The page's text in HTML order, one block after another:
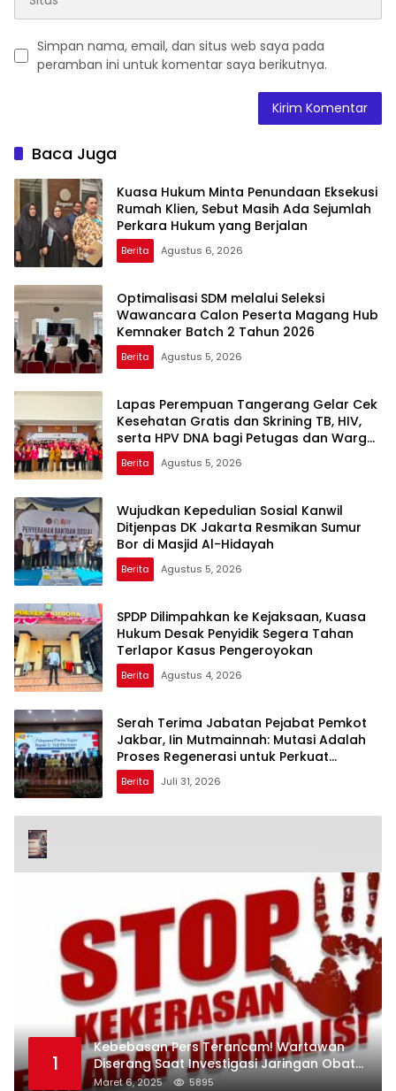
Simpan nama, email, dan situs web saya pada
peramban ini untuk komentar saya berikutnya.
Baca Juga
Kuasa Hukum Minta Penundaan Eksekusi
Rumah Klien, Sebut Masih Ada Sejumlah
Perkara Hukum yang Berjalan
Berita Agustus 6, 2026
Optimalisasi SDM melalui Seleksi
Wawancara Calon Peserta Magang Hub
Kemnaker Batch 2 Tahun 2026
Berita Agustus 5, 2026
Lapas Perempuan Tangerang Gelar Cek
Kesehatan Gratis dan Skrining TB, HIV,
serta HPV DNA bagi Petugas dan Warga
Binaan
Berita Agustus 5, 2026
Wujudkan Kepedulian Sosial Kanwil
Ditjenpas DK Jakarta Resmikan Sumur
Bor di Masjid Al-Hidayah
Berita Agustus 5, 2026
SPDP Dilimpahkan ke Kejaksaan, Kuasa
Hukum Desak Penyidik Segera Tahan
Terlapor Kasus Pengeroyokan
Berita Agustus 4, 2026
Serah Terima Jabatan Pejabat Pemkot
Jakbar, Iin Mutmainnah: Mutasi Adalah
Proses Regenerasi untuk Perkuat
Pelayanan Publik
Berita Juli 31, 2026
1
Kebebasan Pers Terancam! Wartawan
Diserang Saat Investigasi Jaringan Obat
Terlarang
Maret 6, 2025 5895